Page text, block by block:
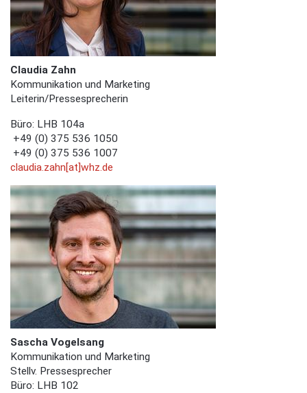
Claudia Zahn
Kommunikation und Marketing
Leiterin/Pressesprecherin
Büro: LHB 104a
+49 (0) 375 536 1050
+49 (0) 375 536 1007
claudia.zahn[at]whz.de
Sascha Vogelsang
Kommunikation und Marketing
Stellv. Pressesprecher
Büro: LHB 102